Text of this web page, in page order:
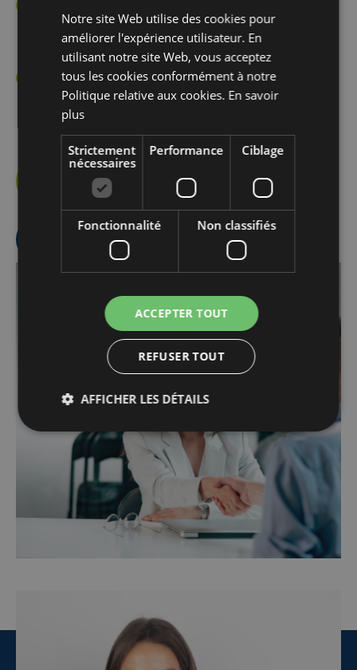
faveur de solutions durables et respectueuses de
l’environnement.
Services à 360° et produits complémentaires
profitez de nos services et produits
complémentaires pour une solution tout-en-un.
DÉCOUVREZ LES TYPES D’UNITÉS
DÉCOUVREZ LES SERVICES À 360°
FRENCH
Notre site Web utilise des cookies pour
améliorer l'expérience utilisateur. En
utilisant notre site Web, vous acceptez
tous les cookies conformément à notre
Politique relative aux cookies. En savoir
plus
Strictement
nécessaires
Performance Ciblage
Fonctionnalité Non classifiés
ACCEPTER TOUT
REFUSER TOUT
AFFICHER LES DÉTAILS